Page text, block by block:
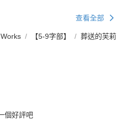
查看全部
【5-9字部】
葬送的芙莉
個好評吧